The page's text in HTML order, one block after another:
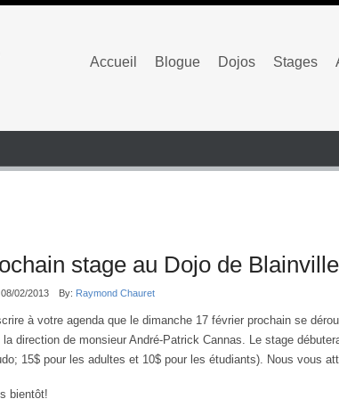
Accueil Blogue Dojos Stages
stage au Dojo de
08/02/2013 By: Raymond Chauret
à votre agenda que le dimanche 17 février prochain se
la direction de monsieur André-Patrick Cannas. Le stage
15$ pour les adultes et 10$ pour les étudiants). Nous vous
bientôt!